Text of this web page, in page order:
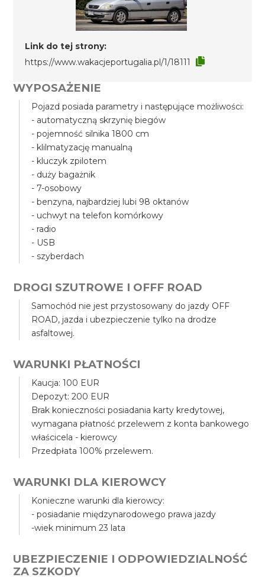
Link do tej strony:
https://www.wakacjeportugalia.pl/1/18111
WYPOSAŻENIE
Pojazd posiada parametry i następujące możliwości:
- automatyczną skrzynię biegów
- pojemność silnika 1800 cm
- klilmatyzację manualną
- kluczyk zpilotem
- duży bagażnik
- 7-osobowy
- benzyna, najbardziej lubi 98 oktanów
- uchwyt na telefon komórkowy
- radio
- USB
- szyberdach
DROGI SZUTROWE I OFFF ROAD
Samochód nie jest przystosowany do jazdy OFF
ROAD, jazda i ubezpieczenie tylko na drodze
asfaltowej.
WARUNKI PŁATNOŚCI
Kaucja: 100 EUR
Depozyt: 200 EUR
Brak konieczności posiadania karty kredytowej,
wymagana płatność przelewem z konta bankowego
właścicela - kierowcy
Przedpłata 100% przelewem.
WARUNKI DLA KIEROWCY
Konieczne warunki dla kierowcy:
- posiadanie międzynarodowego prawa jazdy
-wiek minimum 23 lata
UBEZPIECZENIE I ODPOWIEDZIALNOŚĆ
ZA SZKODY